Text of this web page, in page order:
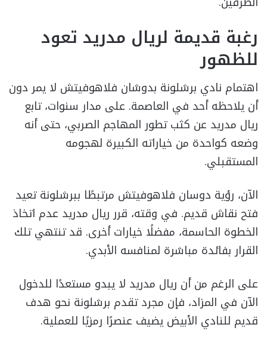
رغبة قديمة لريال مدريد تعود
للظهور
اهتمام نادي برشلونة بدوشان فلاهوفيتش لا يمر دون
أن يلاحظه أحد في العاصمة. على مدار سنوات، تابع
ريال مدريد عن كثب تطور المهاجم الصربي، حتى أنه
وضعه كواحدة من خياراته الكبيرة لهجومه
المستقبلي.
الآن، رؤية دوسان فلاهوفيتش مرتبطًا ببرشلونة تعيد
فتح نقاش قديم. في وقته، قرر ريال مدريد عدم اتخاذ
الخطوة الحاسمة، مفضلًا خيارات أخرى. قد تنتهي تلك
القرار بفائدة مباشرة لمنافسه الأبدي.
على الرغم من أن ريال مدريد لا يبدو مستعدًا للدخول
الآن في المزاد، فإن مجرد تقدم برشلونة نحو هدف
قديم للنادي الأبيض يضيف عنصرًا رمزيًا للعملية.